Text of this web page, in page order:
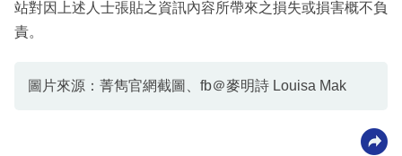
站對因上述人士張貼之資訊內容所帶來之損失或損害概不負
責。
圖片來源：菁雋官網截圖、fb＠麥明詩 Louisa Mak